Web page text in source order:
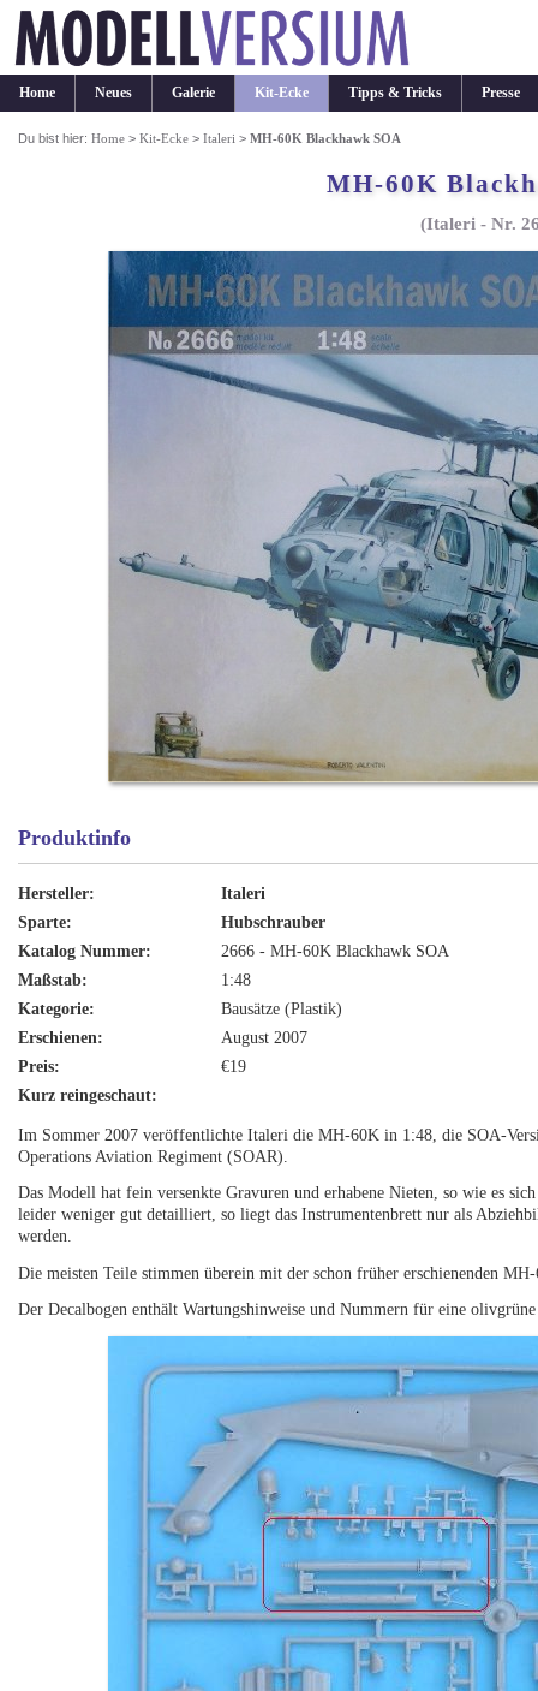
Home Neues Galerie Kit-Ecke Tipps & Tricks Presse
Du bist hier:Home >Kit-Ecke >Italeri >MH-60K Blackhawk SOA
MH-60K
(Italeri - Nr.
Produktinfo
Hersteller:
Italeri
Sparte:
Hubschrauber
Katalog Nummer:
2666 - MH-60K Blackhawk SOA
Maßstab:
1:48
Kategorie:
Bausätze (Plastik)
Erschienen:
August 2007
Preis:
€19
Kurz reingeschaut:
Im Sommer 2007 veröffentlichte Italeri die MH-60K in 1:48, die SOA-
Operations Aviation Regiment (SOAR).
Das Modell hat fein versenkte Gravuren und erhabene Nieten, so wie es
leider weniger gut detailliert, so liegt das Instrumentenbrett nur als
werden.
Die meisten Teile stimmen überein mit der schon früher erschienenden
Der Decalbogen enthält Wartungshinweise und Nummern für eine